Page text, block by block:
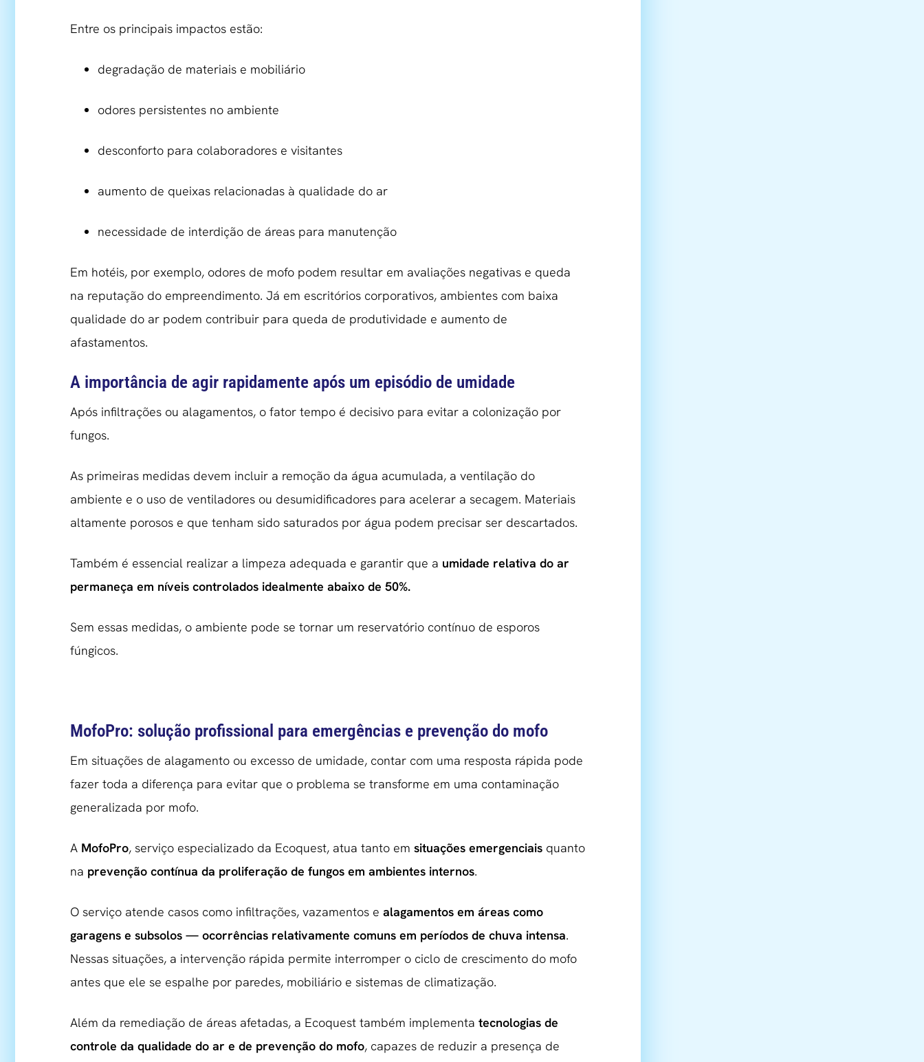
Entre os principais impactos estão:
degradação de materiais e mobiliário
odores persistentes no ambiente
desconforto para colaboradores e visitantes
aumento de queixas relacionadas à qualidade do ar
necessidade de interdição de áreas para manutenção
Em hotéis, por exemplo, odores de mofo podem resultar em avaliações negativas e queda
na reputação do empreendimento. Já em escritórios corporativos, ambientes com baixa
qualidade do ar podem contribuir para queda de produtividade e aumento de
afastamentos.
A importância de agir rapidamente após um episódio de umidade
Após infiltrações ou alagamentos, o fator tempo é decisivo para evitar a colonização por
fungos.
As primeiras medidas devem incluir a remoção da água acumulada, a ventilação do
ambiente e o uso de ventiladores ou desumidificadores para acelerar a secagem. Materiais
altamente porosos e que tenham sido saturados por água podem precisar ser descartados.
Também é essencial realizar a limpeza adequada e garantir que a umidade relativa do ar
permaneça em níveis controlados idealmente abaixo de 50%.
Sem essas medidas, o ambiente pode se tornar um reservatório contínuo de esporos
fúngicos.
MofoPro: solução profissional para emergências e prevenção do mofo
Em situações de alagamento ou excesso de umidade, contar com uma resposta rápida pode
fazer toda a diferença para evitar que o problema se transforme em uma contaminação
generalizada por mofo.
A MofoPro, serviço especializado da Ecoquest, atua tanto em situações emergenciais quanto
na prevenção contínua da proliferação de fungos em ambientes internos.
O serviço atende casos como infiltrações, vazamentos e alagamentos em áreas como
garagens e subsolos — ocorrências relativamente comuns em períodos de chuva intensa.
Nessas situações, a intervenção rápida permite interromper o ciclo de crescimento do mofo
antes que ele se espalhe por paredes, mobiliário e sistemas de climatização.
Além da remediação de áreas afetadas, a Ecoquest também implementa tecnologias de
controle da qualidade do ar e de prevenção do mofo, capazes de reduzir a presença de